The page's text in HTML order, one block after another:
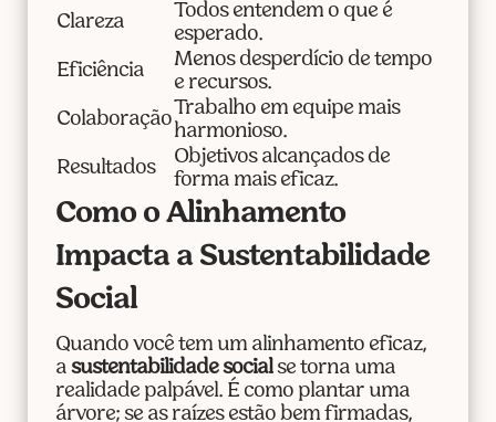
Clareza
Todos entendem o que é
esperado.
Eficiência
Menos desperdício de tempo
e recursos.
Colaboração
Trabalho em equipe mais
harmonioso.
Resultados
Objetivos alcançados de
forma mais eficaz.
Como o Alinhamento
Impacta a Sustentabilidade
Social
Quando você tem um alinhamento eficaz,
a sustentabilidade socialse torna uma
realidade palpável. É como plantar uma
árvore; se as raízes estão bem firmadas,